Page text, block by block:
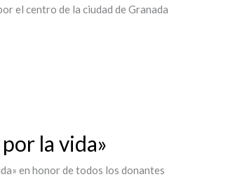
el centro de la ciudad de Granada
la vida»
en honor de todos los donantes